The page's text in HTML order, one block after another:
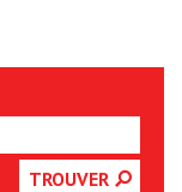
TROUVER